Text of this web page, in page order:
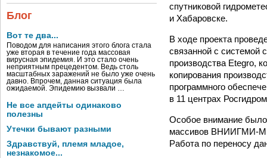
Блог
Вот те два...
Поводом для написания этого блога стала
уже вторая в течение года массовая
вирусная эпидемия. И это стало очень
неприятным прецедентом. Ведь столь
масштабных заражений не было уже очень
давно. Впрочем, данная ситуация была
ожидаемой. Эпидемию вызвали …
Не все апдейты одинаково
полезны
Утечки бывают разными
Здравствуй, племя младое,
незнакомое...
спутниковой
и Хабаровске.
В ходе проекта
связанной с системой
производства Etegro,
копирования
программного
в 11 центрах
Особое внимание
массивов ВНИИГМИ-
Работа по переносу